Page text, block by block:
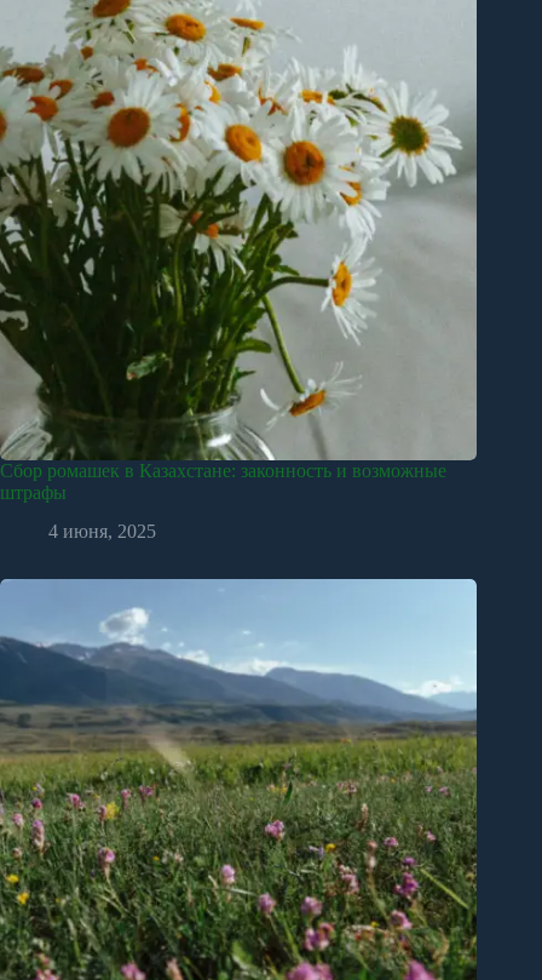
Сбор ромашек в Казахстане: законность и возможные
штрафы
4 июня, 2025